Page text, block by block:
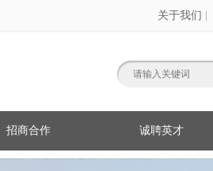
关于我们
招商合作 诚聘英才